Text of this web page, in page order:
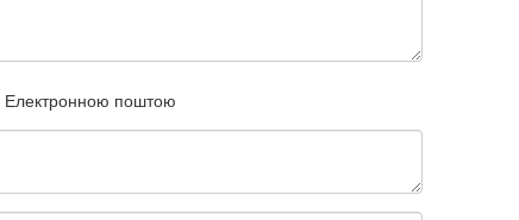
Електронною поштою